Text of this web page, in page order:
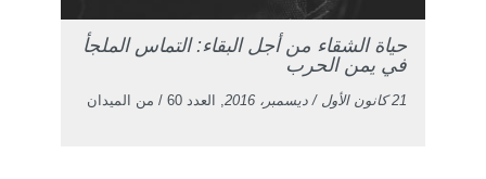
حياة الشقاء من أجل البقاء: التماس الملجأ
في يمن الحرب
21 كانون الأول / ديسمبر، 2016 , العدد 60 / من الميدان